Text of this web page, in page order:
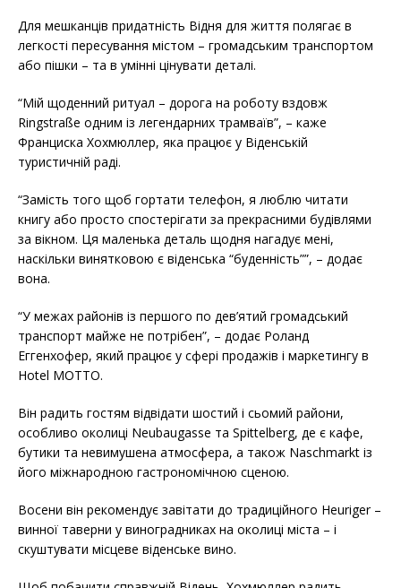
Для мешканців придатність Відня для життя полягає в
легкості пересування містом – громадським транспортом
або пішки – та в умінні цінувати деталі.
“Мій щоденний ритуал – дорога на роботу вздовж
Ringstraße одним із легендарних трамваїв”, – каже
Франциска Хохмюллер, яка працює у Віденській
туристичній раді.
“Замість того щоб гортати телефон, я люблю читати
книгу або просто спостерігати за прекрасними будівлями
за вікном. Ця маленька деталь щодня нагадує мені,
наскільки винятковою є віденська “буденність””, – додає
вона.
“У межах районів із першого по дев’ятий громадський
транспорт майже не потрібен”, – додає Роланд
Еггенхофер, який працює у сфері продажів і маркетингу в
Hotel MOTTO.
Він радить гостям відвідати шостий і сьомий райони,
особливо околиці Neubaugasse та Spittelberg, де є кафе,
бутики та невимушена атмосфера, а також Naschmarkt із
його міжнародною гастрономічною сценою.
Восени він рекомендує завітати до традиційного Heuriger –
винної таверни у виноградниках на околиці міста – і
скуштувати місцеве віденське вино.